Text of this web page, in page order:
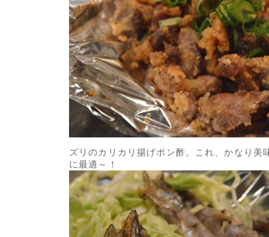
ズリのカリカリ揚げポン酢。これ、かなり美
に最適～！